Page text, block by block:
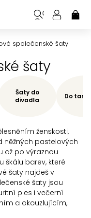
společenské šaty
šaty
ženskosti,
něžných pastelových
až po výraznou
škálu barev, které
šaty najdeš v
šaty jsou
ples i večerní
a okouzlujícím,
Šaty do
divadla
Do